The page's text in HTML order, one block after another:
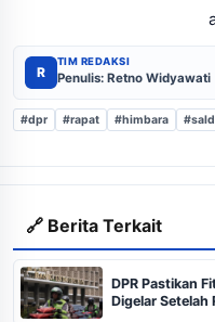
R
TIM REDAKSI
Penulis: Retno Widyawati
#dpr #rapat #himbara
🔗 Berita Terkait
DPR Pastikan
Digelar Setelah